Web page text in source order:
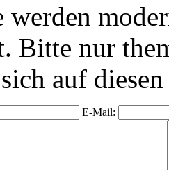
werden
Bitte nur
auf
E-Mail: